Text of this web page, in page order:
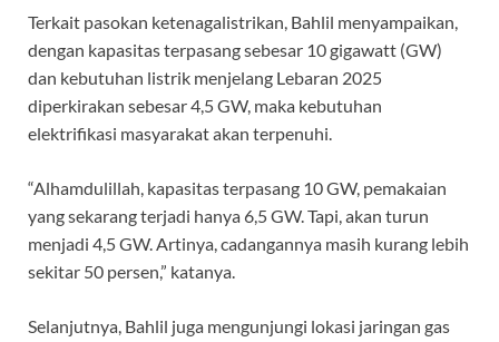
Terkait pasokan ketenagalistrikan, Bahlil menyampaikan,
dengan kapasitas terpasang sebesar 10 gigawatt (GW)
dan kebutuhan listrik menjelang Lebaran 2025
diperkirakan sebesar 4,5 GW, maka kebutuhan
elektrifikasi masyarakat akan terpenuhi.
“Alhamdulillah, kapasitas terpasang 10 GW, pemakaian
yang sekarang terjadi hanya 6,5 GW. Tapi, akan turun
menjadi 4,5 GW. Artinya, cadangannya masih kurang lebih
sekitar 50 persen,” katanya.
Selanjutnya, Bahlil juga mengunjungi lokasi jaringan gas